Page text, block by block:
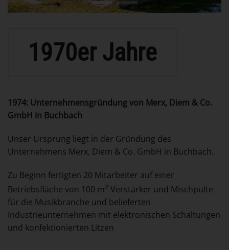
1970er Jahre
1974: Unternehmensgründung von Merx, Diem & Co.
GmbH in Buchbach
Unser Ursprung liegt in der Gründung des
Unternehmens Merx, Diem & Co. GmbH in Buchbach.
Zu Beginn fertigten 20 Mitarbeiter auf einer
Betriebsfläche von 100 m2 Verstärker und Mischpulte
für die Musikbranche und belieferten
Industrieunternehmen mit elektronischen Schaltungen
und konfektionierten Litzen